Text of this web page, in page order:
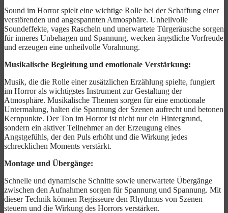
Sound im Horror spielt eine wichtige Rolle bei der Schaffung einer
verstörenden und angespannten Atmosphäre. Unheilvolle
Soundeffekte, vages Rascheln und unerwartete Türgeräusche sorgen
für inneres Unbehagen und Spannung, wecken ängstliche Vorfreude
und erzeugen eine unheilvolle Vorahnung.
Musikalische Begleitung und emotionale Verstärkung:
Musik, die die Rolle einer zusätzlichen Erzählung spielte, fungiert
im Horror als wichtigstes Instrument zur Gestaltung der
Atmosphäre. Musikalische Themen sorgen für eine emotionale
Untermalung, halten die Spannung der Szenen aufrecht und betonen
Kernpunkte. Der Ton im Horror ist nicht nur ein Hintergrund,
sondern ein aktiver Teilnehmer an der Erzeugung eines
Angstgefühls, der den Puls erhöht und die Wirkung jedes
schrecklichen Moments verstärkt.
Montage und Übergänge:
Schnelle und dynamische Schnitte sowie unerwartete Übergänge
zwischen den Aufnahmen sorgen für Spannung und Spannung. Mit
dieser Technik können Regisseure den Rhythmus von Szenen
steuern und die Wirkung des Horrors verstärken.